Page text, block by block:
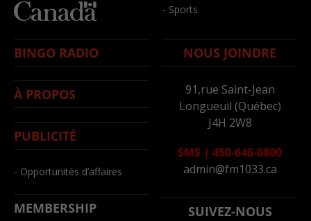
- Sports
BINGO RADIO
À PROPOS
PUBLICITÉ
- Opportunités d’affaires
MEMBERSHIP
NOUS JOINDRE
91,rue Saint-Jean
Longueuil (Québec)
J4H 2W8
SMS | 450-646-6800
admin@fm1033.ca
SUIVEZ-NOUS